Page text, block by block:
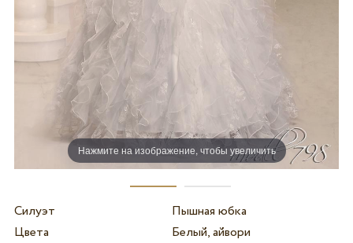
Нажмите на изображение, чтобы увеличить
Силуэт
Пышная юбка
Цвета
Белый, айвори